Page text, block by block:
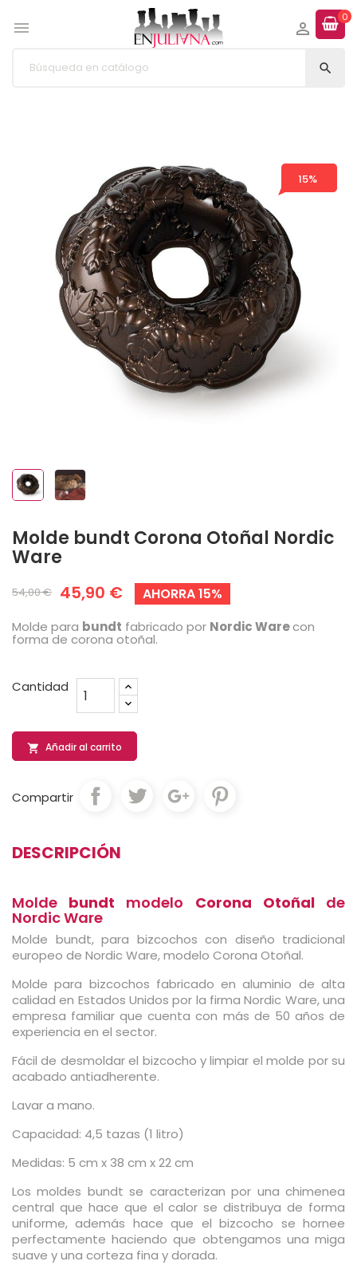

0


15%
Molde bundt Corona Otoñal Nordic
Ware
54,00 € 45,90 € AHORRA 15%
Molde para bundt fabricado por Nordic Warecon
forma de corona otoñal.
Cantidad
 Añadir al carrito
Compartir
DESCRIPCIÓN
Molde bundt modelo Corona Otoñalde
Nordic Ware
Molde bundt, para bizcochos con diseño tradicional
europeo de Nordic Ware, modelo Corona Otoñal.
Molde para bizcochos fabricado en aluminio de alta
calidad en Estados Unidos por la firma Nordic Ware, una
empresa familiar que cuenta con más de 50 años de
experiencia en el sector.
Fácil de desmoldar el bizcocho y limpiar el molde por su
acabado antiadherente.
Lavar a mano.
Capacidad: 4,5 tazas (1 litro)
Medidas: 5 cm x 38 cm x 22 cm
Los moldes bundt se caracterizan por una chimenea
central que hace que el calor se distribuya de forma
uniforme, además hace que el bizcocho se hornee
perfectamente haciendo que obtengamos una miga
suave y una corteza fina y dorada.